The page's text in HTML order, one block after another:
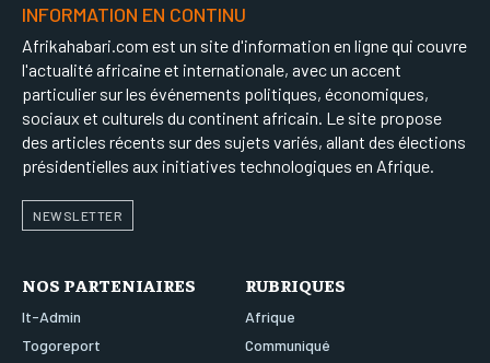
INFORMATION EN CONTINU
Afrikahabari.com est un site d'information en ligne qui couvre
l'actualité africaine et internationale, avec un accent
particulier sur les événements politiques, économiques,
sociaux et culturels du continent africain. Le site propose
des articles récents sur des sujets variés, allant des élections
présidentielles aux initiatives technologiques en Afrique.
NEWSLETTER
NOS PARTENIAIRES
It-Admin
Togoreport
RUBRIQUES
Afrique
Communiqué